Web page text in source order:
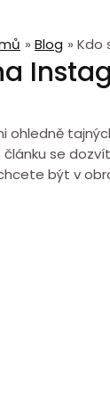
Blog Kdo
se
být v